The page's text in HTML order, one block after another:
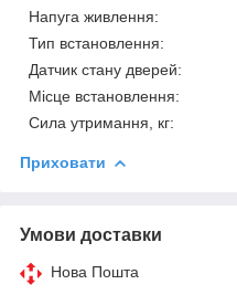
Напуга живлення:
Тип встановлення:
Датчик стану дверей:
Місце встановлення:
Сила утримання, кг:
Приховати
Умови доставки
Нова Пошта